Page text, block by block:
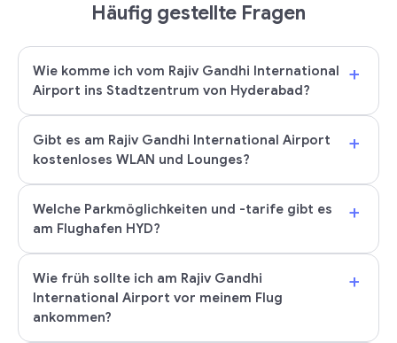
Häufig gestellte Fragen
Wie komme ich vom Rajiv Gandhi International
Airport ins Stadtzentrum von Hyderabad?
+
Gibt es am Rajiv Gandhi International Airport
kostenloses WLAN und Lounges?
+
Welche Parkmöglichkeiten und -tarife gibt es
am Flughafen HYD?
+
Wie früh sollte ich am Rajiv Gandhi
International Airport vor meinem Flug
ankommen?
+